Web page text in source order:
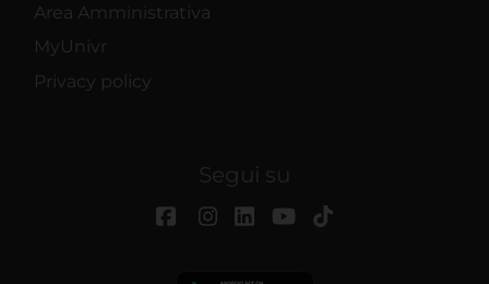
Area Amministrativa
MyUnivr
Privacy policy
Segui su